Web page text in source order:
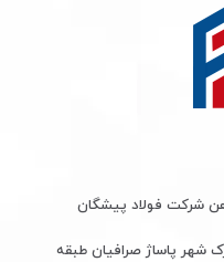
آهن شرکت فولاد پیشگان
شهر پاساژ صرافیان طبقه